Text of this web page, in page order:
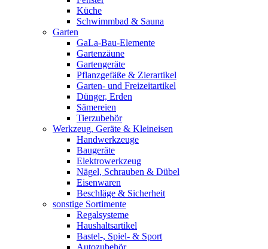
Küche
Schwimmbad & Sauna
Garten
GaLa-Bau-Elemente
Gartenzäune
Gartengeräte
Pflanzgefäße & Zierartikel
Garten- und Freizeitartikel
Dünger, Erden
Sämereien
Tierzubehör
Werkzeug, Geräte & Kleineisen
Handwerkzeuge
Baugeräte
Elektrowerkzeug
Nägel, Schrauben & Dübel
Eisenwaren
Beschläge & Sicherheit
sonstige Sortimente
Regalsysteme
Haushaltsartikel
Bastel-, Spiel- & Sport
Autozubehör